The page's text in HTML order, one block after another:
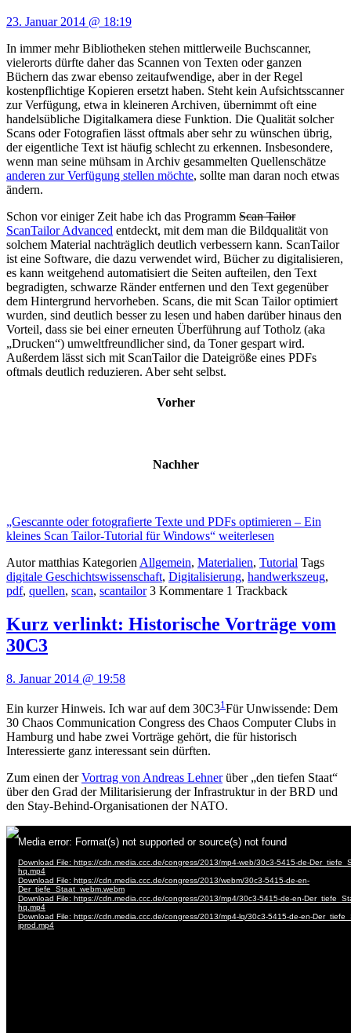
23. Januar 2014 @ 18:19
In immer mehr Bibliotheken stehen mittlerweile Buchscanner,
vielerorts dürfte daher das Scannen von Texten oder ganzen
Büchern das zwar ebenso zeitaufwendige, aber in der Regel
kostenpflichtige Kopieren ersetzt haben. Steht kein Aufsichtsscanner
zur Verfügung, etwa in kleineren Archiven, übernimmt oft eine
handelsübliche Digitalkamera diese Funktion. Die Qualität solcher
Scans oder Fotografien lässt oftmals aber sehr zu wünschen übrig,
der eigentliche Text ist häufig schlecht zu erkennen. Insbesondere,
wenn man seine mühsam in Archiv gesammelten Quellenschätze
anderen zur Verfügung stellen möchte, sollte man daran noch etwas
ändern.
Schon vor einiger Zeit habe ich das Programm Scan Tailor
ScanTailor Advanced entdeckt, mit dem man die Bildqualität von
solchem Material nachträglich deutlich verbessern kann. ScanTailor
ist eine Software, die dazu verwendet wird, Bücher zu digitalisieren,
es kann weitgehend automatisiert die Seiten aufteilen, den Text
begradigten, schwarze Ränder entfernen und den Text gegenüber
dem Hintergrund hervorheben. Scans, die mit Scan Tailor optimiert
wurden, sind deutlich besser zu lesen und haben darüber hinaus den
Vorteil, dass sie bei einer erneuten Überführung auf Totholz (aka
„Drucken“) umweltfreundlicher sind, da Toner gespart wird.
Außerdem lässt sich mit ScanTailor die Dateigröße eines PDFs
oftmals deutlich reduzieren. Aber seht selbst.
Vorher
Nachher
„Gescannte oder fotografierte Texte und PDFs optimieren – Ein
kleines Scan Tailor-Tutorial für Windows“ weiterlesen
Autormatthias Kategorien Allgemein, Materialien, Tutorial Tags
digitale Geschichtswissenschaft, Digitalisierung, handwerkszeug,
pdf, quellen, scan, scantailor 3 Kommentare 1 Trackback
Kurz verlinkt: Historische Vorträge vom
30C3
8. Januar 2014 @ 19:58
Ein kurzer Hinweis. Ich war auf dem 30C31 Für Unwissende: Dem
30 Chaos Communication Congress des Chaos Computer Clubs in
Hamburg und habe zwei Vorträge gehört, die für historisch
Interessierte ganz interessant sein dürften.
Zum einen derVortrag von Andreas Lehnerüber „den tiefen Staat“
über den Grad der Militarisierung der Infrastruktur in der BRD und
den Stay-Behind-Organisationen der NATO.